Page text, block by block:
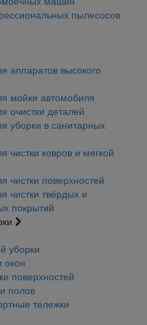
пылесосов
аппаратов высокого
мойки автомобиля
очистки деталей
уборки в санитарных
ковров и мягкой
поверхностей
чистки твёрдых и
покрытий
уборки
окон
поверхностей
полов
тележки